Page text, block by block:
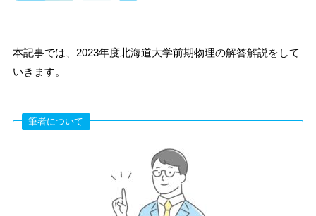
本記事では、2023年度北海道大学前期物理の解答解説をして
いきます。
筆者について